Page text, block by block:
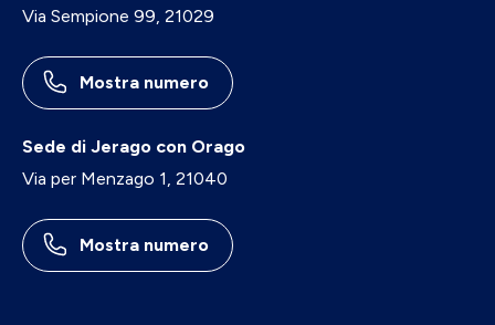
Via Sempione 99, 21029
Mostra numero
Sede di Jerago con Orago
Via per Menzago 1, 21040
Mostra numero